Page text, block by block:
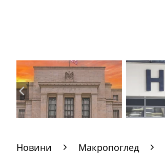
Новини Макропоглед